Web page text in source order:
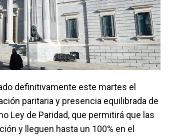
definitivamente este martes el
paritaria y presencia equilibrada de
Ley de Paridad, que permitirá que las
y lleguen hasta un 100% en el